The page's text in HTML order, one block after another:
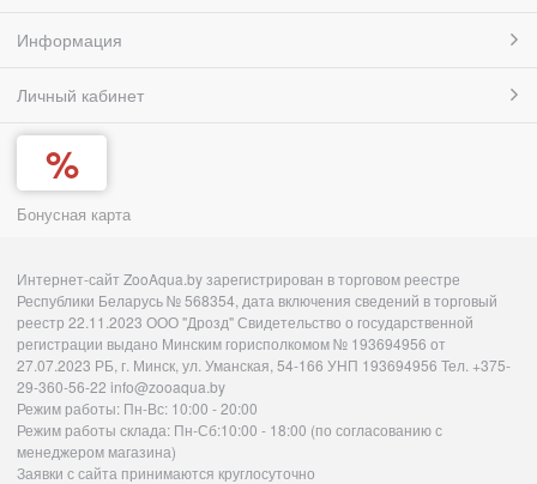
Информация
Личный кабинет
Бонусная карта
Интернет-сайт ZooAqua.by зарегистрирован в торговом реестре
Республики Беларусь № 568354, дата включения сведений в торговый
реестр 22.11.2023 ООО "Дрозд" Свидетельство о государственной
регистрации выдано Минским горисполкомом № 193694956 от
27.07.2023 РБ, г. Минск, ул. Уманская, 54-166 УНП 193694956 Тел. +375-
29-360-56-22 info@zooaqua.by
Режим работы: Пн-Вс: 10:00 - 20:00
Режим работы склада: Пн-Сб:10:00 - 18:00 (по согласованию с
менеджером магазина)
Заявки с сайта принимаются круглосуточно